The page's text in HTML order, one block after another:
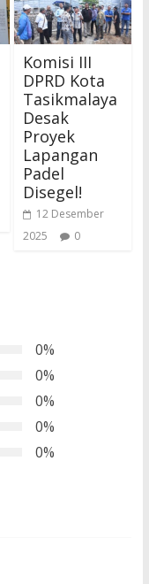
Komisi III
DPRD Kota
Tasikmalaya
Desak
Proyek
Lapangan
Padel
Disegel!
12 Desember
2025
0
0%
0%
0%
0%
0%